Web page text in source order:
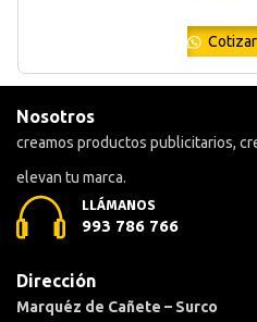
Nosotros
creamos productos publicitarios,
elevan tu marca.
LLÁMANOS
993 786 766
Dirección
Marquéz de Cañete – Surco